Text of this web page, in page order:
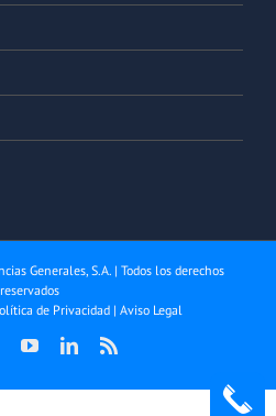
Generales, S.A. | Todos los derechos
reservados
de Privacidad | Aviso Legal
YouTubeLinkedIn